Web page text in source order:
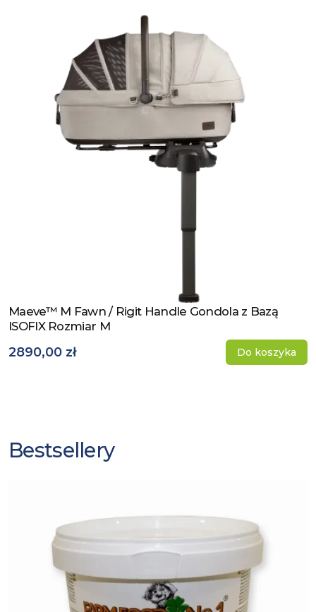
Zobacz produkt
Maeve™ M Fawn / Rigit Handle Gondola z Bazą
ISOFIX Rozmiar M
2890,00 zł Do koszyka
Bestsellery